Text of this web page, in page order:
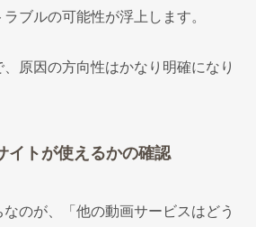
ブルの可能性が浮上します。
原因の方向性はかなり明確になり
イトが使えるかの確認
のが、「他の動画サービスはどう